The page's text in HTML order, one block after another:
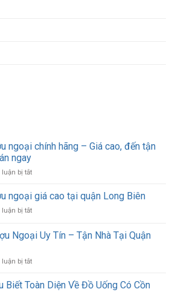
ngoại chính hãng – Giá cao, đến tận
ngay
bị tắtở
mua
rượu
ngoại
hãng
cao,
tận
ngoại giá cao tại quận Long Biên
bị tắtở
mua
rượu
giá
tại
Ngoại Uy Tín – Tận Nhà Tại Quận
bị tắtở
Mua
Biết Toàn Diện Về Đồ Uống Có Cồn